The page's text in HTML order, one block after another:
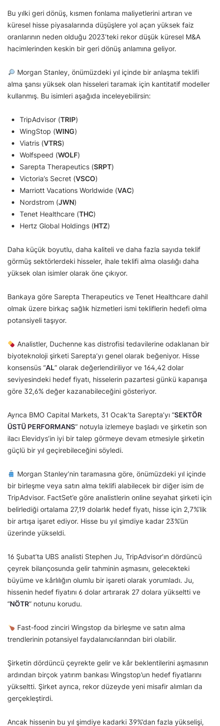
Bu yılki geri dönüş, kısmen fonlama maliyetlerini artıran ve
küresel hisse piyasalarında düşüşlere yol açan yüksek faiz
oranlarının neden olduğu 2023’teki rekor düşük küresel M&A
hacimlerinden keskin bir geri dönüş anlamına geliyor.
Morgan Stanley, önümüzdeki yıl içinde bir anlaşma teklifi
alma şansı yüksek olan hisseleri taramak için kantitatif modeller
kullanmış. Bu isimleri aşağıda inceleyebilirsin:
TripAdvisor (TRIP)
WingStop (WING)
Viatris (VTRS)
Wolfspeed (WOLF)
Sarepta Therapeutics (SRPT)
Victoria’s Secret (VSCO)
Marriott Vacations Worldwide (VAC)
Nordstrom (JWN)
Tenet Healthcare (THC)
Hertz Global Holdings (HTZ)
Daha küçük boyutlu, daha kaliteli ve daha fazla sayıda teklif
görmüş sektörlerdeki hisseler, ihale teklifi alma olasılığı daha
yüksek olan isimler olarak öne çıkıyor.
Bankaya göre Sarepta Therapeutics ve Tenet Healthcare dahil
olmak üzere birkaç sağlık hizmetleri ismi tekliflerin hedefi olma
potansiyeli taşıyor.
Analistler, Duchenne kas distrofisi tedavilerine odaklanan bir
biyoteknoloji şirketi Sarepta’yı genel olarak beğeniyor. Hisse
konsensüs “AL” olarak değerlendiriliyor ve 164,42 dolar
seviyesindeki hedef fiyatı, hisselerin pazartesi günkü kapanışa
göre 32,6% değer kazanabileceğini gösteriyor.
Ayrıca BMO Capital Markets, 31 Ocak’ta Sarepta’yı “SEKTÖR
ÜSTÜ PERFORMANS” notuyla izlemeye başladı ve şirketin son
ilacı Elevidys’in iyi bir talep görmeye devam etmesiyle şirketin
güçlü bir yıl geçirebileceğini söyledi.
Morgan Stanley’nin taramasına göre, önümüzdeki yıl içinde
bir birleşme veya satın alma teklifi alabilecek bir diğer isim de
TripAdvisor. FactSet’e göre analistlerin online seyahat şirketi için
belirlediği ortalama 27,19 dolarlık hedef fiyatı, hisse için 2,7%’lik
bir artışa işaret ediyor. Hisse bu yıl şimdiye kadar 23%’ün
üzerinde yükseldi.
16 Şubat’ta UBS analisti Stephen Ju, TripAdvisor’ın dördüncü
çeyrek bilançosunda gelir tahminin aşmasını, gelecekteki
büyüme ve kârlılığın olumlu bir işareti olarak yorumladı. Ju,
hissenin hedef fiyatını 6 dolar artırarak 27 dolara yükseltti ve
“NÖTR” notunu korudu.
Fast-food zinciri Wingstop da birleşme ve satın alma
trendlerinin potansiyel faydalanıcılarından biri olabilir.
Şirketin dördüncü çeyrekte gelir ve kâr beklentilerini aşmasının
ardından birçok yatırım bankası Wingstop’un hedef fiyatlarını
yükseltti. Şirket ayrıca, rekor düzeyde yeni misafir alımları da
gerçekleştirdi.
Ancak hissenin bu yıl şimdiye kadarki 39%’dan fazla yükselişi,